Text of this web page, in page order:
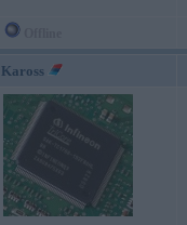
Kaross